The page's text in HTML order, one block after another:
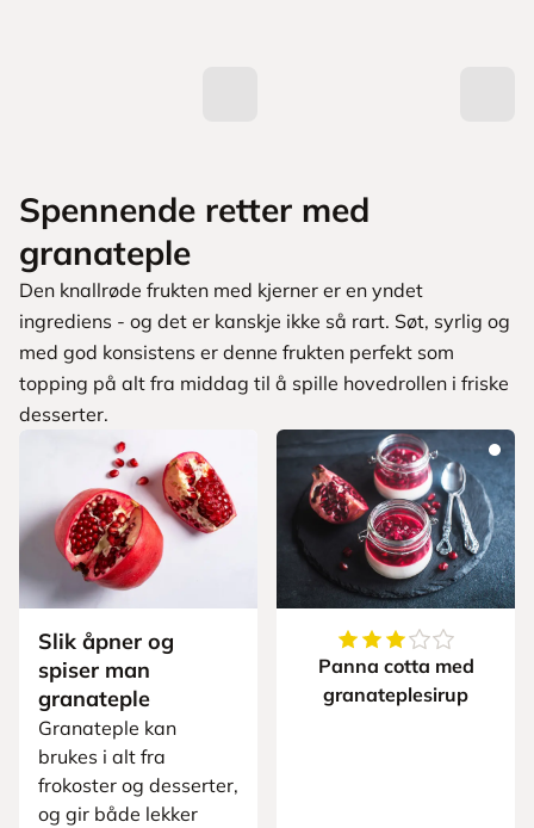
Spennende retter med
granateple
Den knallrøde frukten med kjerner er en yndet
ingrediens - og det er kanskje ikke så rart. Søt, syrlig og
med god konsistens er denne frukten perfekt som
topping på alt fra middag til å spille hovedrollen i friske
desserter.
Slik åpner og
spiser man
granateple
Granateple kan
brukes i alt fra
frokoster og desserter,
og gir både lekker
3.8av5stjerner
Panna cotta med
granateplesirup